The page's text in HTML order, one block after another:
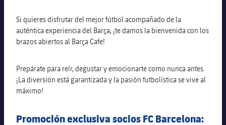
SUB10 A
SUB10 B
SUB9 A
SUB9 B
SUB8 A
Jugadores
Historia
Infantil A
Mini
Entradas
Clasificaciones
Calendario
Clasificaciones
plusicon
más
Actualidad
Juvenil
Cadete A
Cadete B
Primer equipo
plusicon
más
Actualidad
Calendario
Barça Atlètic
Actualidad
Si quieres disfrutar del mejor fútbol acompañado de la
auténtica experiencia del Barça, ¡te damos la bienvenida con los
brazos abiertos al Barça Cafe!
Prepárate para reír, degustar y emocionarte como nunca antes.
¡La diversión está garantizada y la pasión futbolística se vive al
máximo!
Promoción exclusiva socios FC Barcelona: